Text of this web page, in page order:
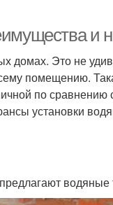
и
домах. Это не
помещению.
по сравнению
установки